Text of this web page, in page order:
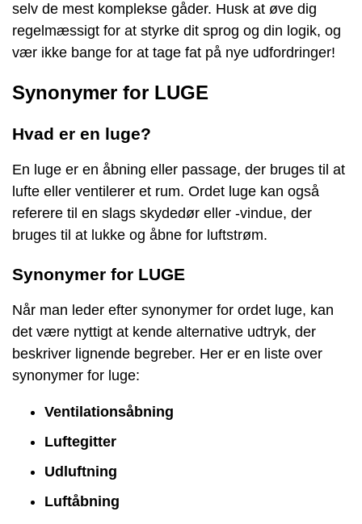
selv de mest komplekse gåder. Husk at øve dig
regelmæssigt for at styrke dit sprog og din logik, og
vær ikke bange for at tage fat på nye udfordringer!
Synonymer for LUGE
Hvad er en luge?
En luge er en åbning eller passage, der bruges til at
lufte eller ventilerer et rum. Ordet luge kan også
referere til en slags skydedør eller -vindue, der
bruges til at lukke og åbne for luftstrøm.
Synonymer for LUGE
Når man leder efter synonymer for ordet luge, kan
det være nyttigt at kende alternative udtryk, der
beskriver lignende begreber. Her er en liste over
synonymer for luge:
Ventilationsåbning
Luftegitter
Udluftning
Luftåbning